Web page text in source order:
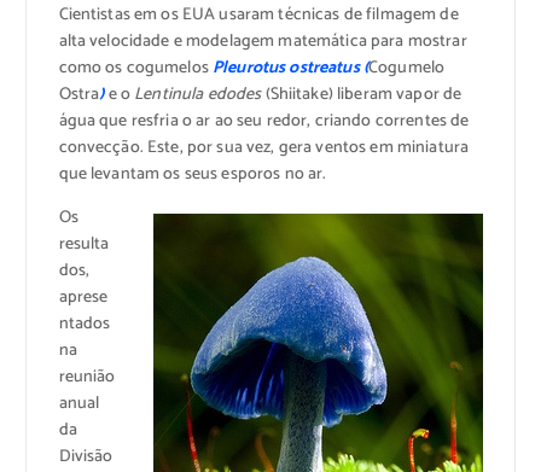
Cientistas em os EUA usaram técnicas de filmagem de
alta velocidade e modelagem matemática para mostrar
como os cogumelosPleurotus ostreatus (Cogumelo
Ostra)e oLentinula edodes(Shiitake) liberam vapor de
água que resfria o ar ao seu redor, criando correntes de
convecção. Este, por sua vez, gera ventos em miniatura
que levantam os seus esporos no ar.
Os
resulta
dos,
aprese
ntados
na
reunião
anual
da
Divisão